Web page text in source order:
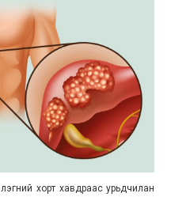
хорт хавдраас урьдчилан